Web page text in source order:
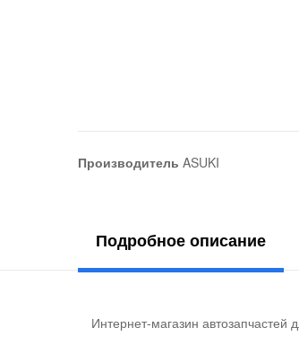
Производитель ASUKI
Подробное описание
Интернет-магазин автозапчастей